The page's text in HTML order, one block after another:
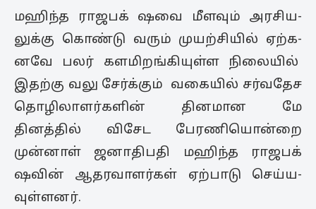
மஹிந்த ராஜ­ப­க் ஷவை மீளவும் அர­சி­ய­
லுக்கு கொண்டு வரும் முயற்­சியில் ஏற்­க­
னவே பலர் களமிறங்­கி­யுள்ள நிலையில்
இதற்கு வலு சேர்க்கும் வகையில் சர்வதேச
தொழி­லா­ளர்­களின் தினமான மே
தினத்தில் விசேட பேர­ணி­யொன்றை
முன்னாள் ஜனா­தி­பதி மஹிந்த ராஜ­ப­க்
ஷவின் ஆதரவாளர்கள் ஏற்­பாடு செய்­ய­
வுள்­ளனர்.